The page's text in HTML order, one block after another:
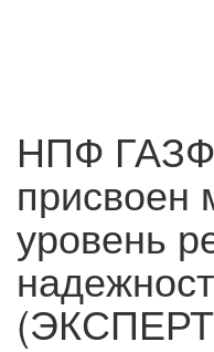
НПФ
присвоен
уровень